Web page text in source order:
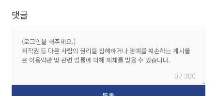
댓글
0 / 300